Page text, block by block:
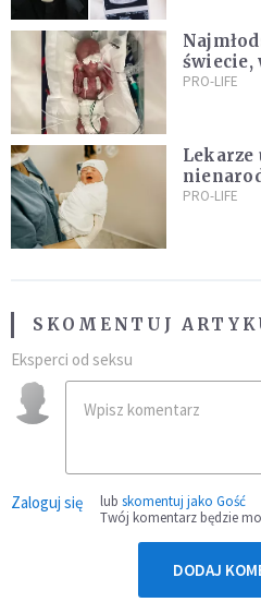
świecie,
świętują
PRO-LIFE
Lekarze
PRO-LIFE
SKOMENTUJ
Eksperci od seksu
Zaloguj się lub skomentuj jako Gość
Twój komentarz będzie
DODAJ